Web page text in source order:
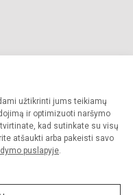
užtikrinti jums teikiamų
ir optimizuoti naršymo
kad sutinkate su visų
atšaukti arba pakeisti savo
puslapyje.
sutikimo griežtai
valdymas